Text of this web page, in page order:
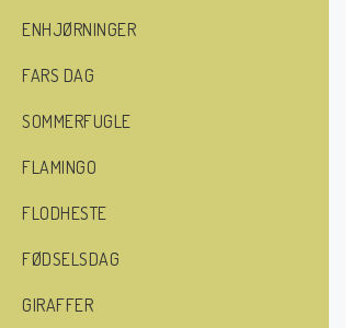
ENHJØRNINGER
FARS DAG
SOMMERFUGLE
FLAMINGO
FLODHESTE
FØDSELSDAG
GIRAFFER